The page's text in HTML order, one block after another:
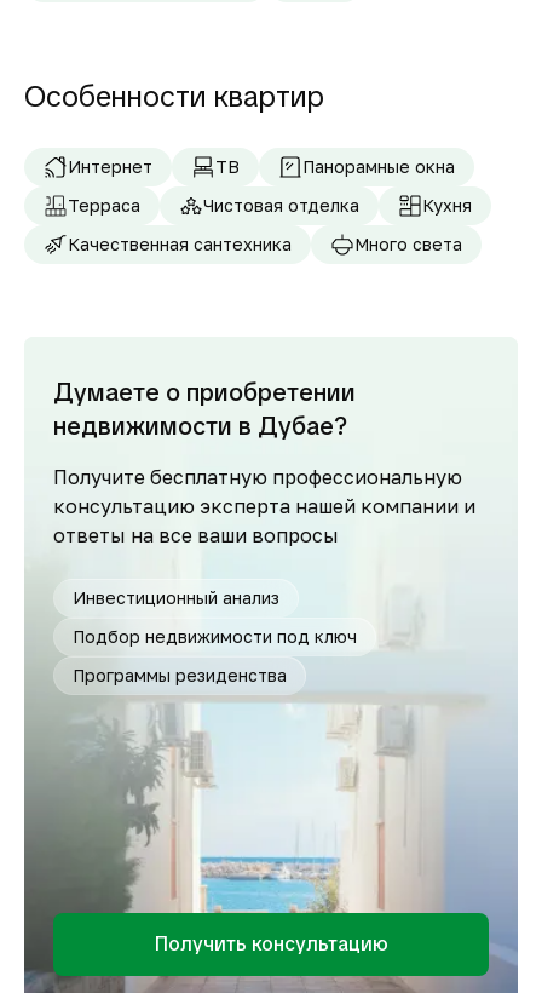
Особенности квартир
Интернет ТВ
Панорамные окна
Терраса
Чистовая отделка
Кухня
Качественная сантехника
Много света
Думаете о приобретении
недвижимости в Дубае?
Получите бесплатную профессиональную
консультацию эксперта нашей компании и
ответы на все ваши вопросы
Инвестиционный анализ
Подбор недвижимости под ключ
Программы резиденства
Получить консультацию